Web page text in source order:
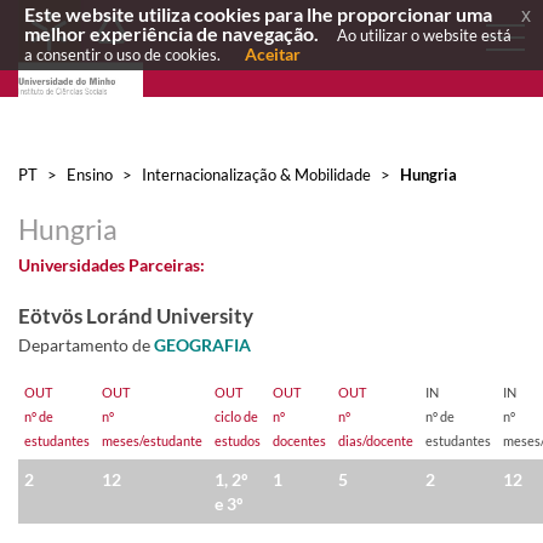
PT > Ensino > Internacionalização & Mobilidade > Hungria
Hungria
Universidades Parceiras:
Eötvös Loránd University
Departamento deGEOGRAFIA
OUT
nº de
estudantes
OUT
nº
meses/estudante​
OUT
ciclo de
estudos
OUT
nº
docentes
​OUT
nº
dias/docente
IN
nº de
estudantes
​IN
nº
2 12
1, 2º
e 3º
​1 ​5 2 12
Este website utiliza cookies para lhe proporcionar uma
melhor experiência de navegação.
Ao utilizar o website está
a consentir o uso de cookies.
Aceitar
x